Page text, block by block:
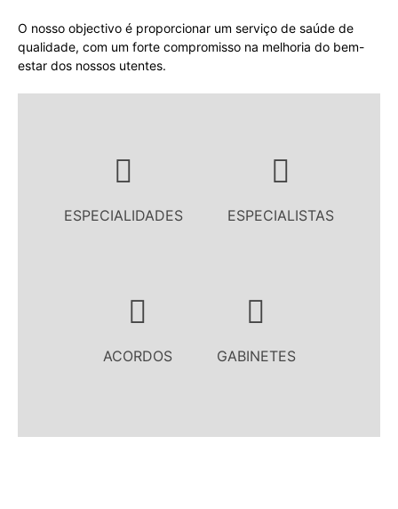
O nosso objectivo é proporcionar um serviço de saúde de
qualidade, com um forte compromisso na melhoria do bem-
estar dos nossos utentes.
ESPECIALIDADES ESPECIALISTAS
ACORDOS GABINETES